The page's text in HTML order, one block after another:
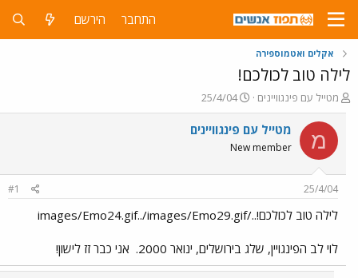
התחבר הירשם
אקלים ואטמוספירה
לילה טוב לכולכם!
פ
ו
ת
ח
ה
ש
א
מטייל עם פינגוויינים
פ
ו
ר
ם
ר
י
25/4/04
מ מטייל עם פינגוויינים
New member
25/4/04
#1
לילה טוב לכולכם!../images/Emo24.gif../images/Emo29.gif
לוי לב הפינגויין, שלג בירושלים, ינואר 2000. אני כבר זז לישון!